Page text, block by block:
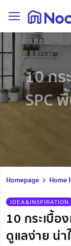
10 กร
SPC
Homepage Home
IDEA&INSPIRATION
10 กระเบื้อ
ดูแลง่าย น่า